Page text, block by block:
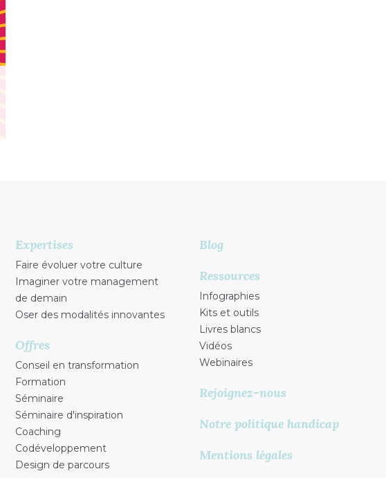
Expertises
Faire évoluer votre culture
Imaginer votre management
de demain
Oser des modalités innovantes
Offres
Conseil en transformation
Formation
Séminaire
Séminaire d'inspiration
Coaching
Codéveloppement
Design de parcours
Blog
Ressources
Infographies
Kits et outils
Livres blancs
Vidéos
Webinaires
Rejoignez-nous
Notre politique handicap
Mentions légales